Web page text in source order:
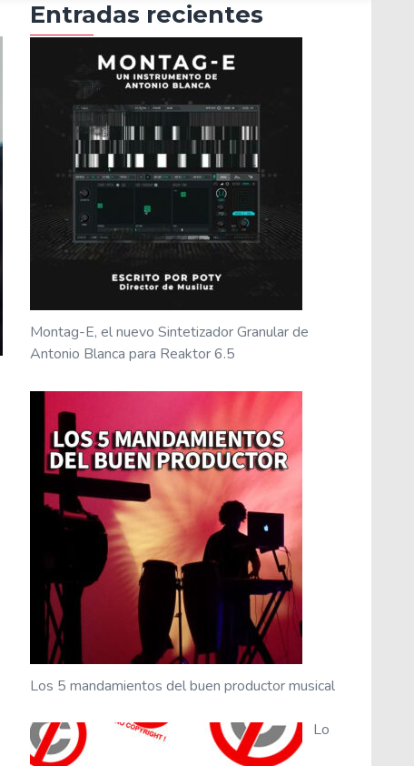
Entradas recientes
Montag-E, el nuevo Sintetizador Granular de
Antonio Blanca para Reaktor 6.5
Los 5 mandamientos del buen productor musical
Lo